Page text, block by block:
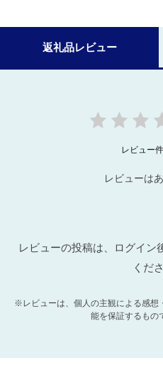
返礼品レビュー
レビュー
レビューは
レビューの投稿は、ログイン
くだ
※レビューは、個人の主観による感想
能を保証するもの